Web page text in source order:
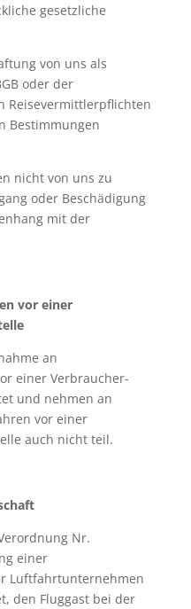
gesetzliche
von uns als
oder der
Reisevermittlerpflichten
Bestimmungen
nicht von uns zu
oder Beschädigung
mit der
vor einer
an
einer Verbraucher-
und nehmen an
vor einer
auch nicht teil.
Nr.
einer
Luftfahrtunternehmen
den Fluggast bei der